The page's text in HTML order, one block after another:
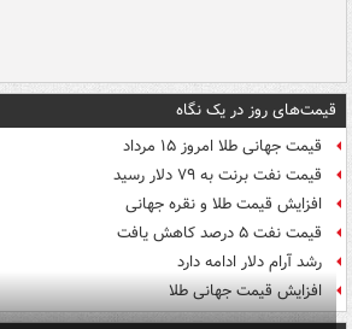
قیمت‌های روز در یک نگاه
قیمت جهانی طلا امروز ۱۵ مرداد
قیمت نفت برنت به ۷۹ دلار رسید
افزایش قیمت طلا و نقره جهانی
قیمت نفت ۵ درصد کاهش یافت
رشد آرام دلار ادامه دارد
افزایش قیمت جهانی طلا